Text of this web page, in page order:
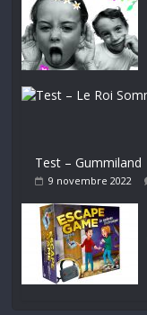
Test – Gummiland
9 novembre 2022